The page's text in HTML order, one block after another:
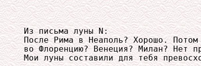
Из письма луны N:
После Рима в Неаполь? Хорошо.
во Флоренцию? Венеция? Милан? Нет
Мои луны составили для тебя